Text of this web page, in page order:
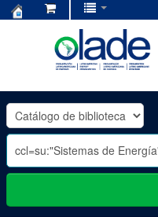
OLADE
-